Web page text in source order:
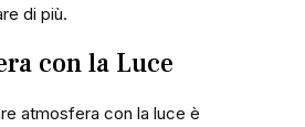
di più.
con la Luce
atmosfera con la luce è